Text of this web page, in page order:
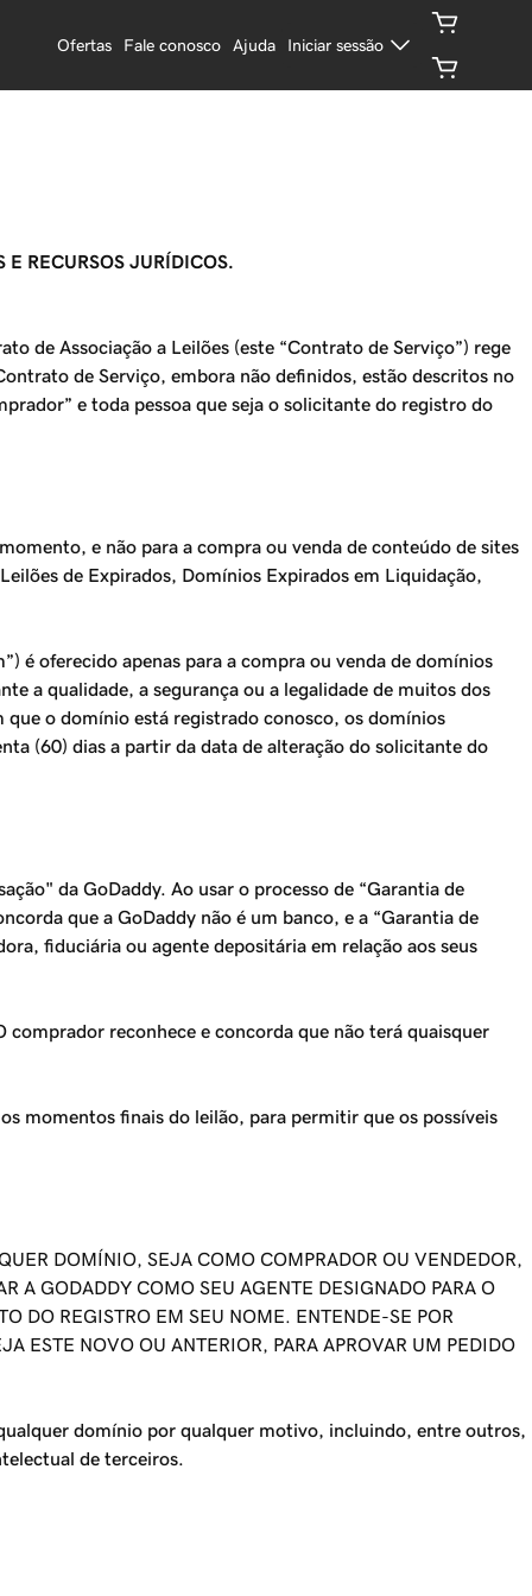
Ofertas Fale conosco Ajuda Iniciar sessão
RECURSOS JURÍDICOS.
de Associação a Leilões (este “Contrato de Serviço”) rege
de Serviço, embora não definidos, estão descritos no
e toda pessoa que seja o solicitante do registro do
e não para a compra ou venda de conteúdo de sites
de Expirados, Domínios Expirados em Liquidação,
é oferecido apenas para a compra ou venda de domínios
a qualidade, a segurança ou a legalidade de muitos dos
o domínio está registrado conosco, os domínios
(60) dias a partir da data de alteração do solicitante do
da GoDaddy. Ao usar o processo de “Garantia de
que a GoDaddy não é um banco, e a “Garantia de
fiduciária ou agente depositária em relação aos seus
comprador reconhece e concorda que não terá quaisquer
momentos finais do leilão, para permitir que os possíveis
DOMÍNIO, SEJA COMO COMPRADOR OU VENDEDOR,
A GODADDY COMO SEU AGENTE DESIGNADO PARA O
DO REGISTRO EM SEU NOME. ENTENDE-SE POR
ESTE NOVO OU ANTERIOR, PARA APROVAR UM PEDIDO
domínio por qualquer motivo, incluindo, entre outros,
de terceiros.